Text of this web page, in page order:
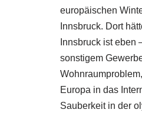
europäischen
Innsbruck. Dort
Innsbruck ist eben
sonstigem
Europa in das
Sauberkeit in der